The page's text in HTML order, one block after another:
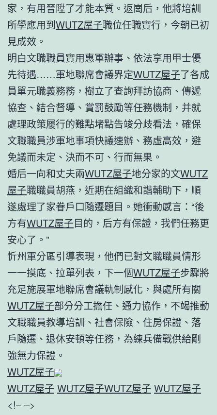
家，有用晉陞了才能本質。返崗后，他將培訓
所學應用到WUTZ屋子職位任職實行，今朝已初
見成效。
明白文職職員實用惠軍辦事、依法享用甲士優
先待遇……軍地聯席會議界定WUTZ屋子了各成
員單元職義務務，樹立了查詢拜訪協商、傳遞
協查、結合督導、賞罰鼓勵等任務機制，并就
處理政策履行的難點堵點告竣分歧看法，確保
文職職員涉軍地事項快議速辦、務虛高效，避
免議而未定、決而不可、行而無果。
婚后一向和丈夫兩WUTZ屋子地分家的文WUTZ
屋子職職員胡燕，近期在組織和諧輔助下，順
遂處理了家眷戶口隨遷題目。她衝動感言：“後
方有WUTZ屋子目的，后方有保證，我們任務更
安心了。”
忻州軍分區引導表現，他們已對文職職員情形
一一摸底、拉單列表，下一個WUTZ屋子步驟將
充足施展軍地聯席會議軌制感化，與處所有關
WUTZ屋子部分分工擔任、通力協作，不竭推動
文職職員教導培訓、社會保險、住房保證、落
戶隨遷、退休安頓等任務，為練兵備戰供給剛
強無力保證。
WUTZ屋子
WUTZ屋子 WUTZ屋子WUTZ屋子 WUTZ屋子
<!– –>